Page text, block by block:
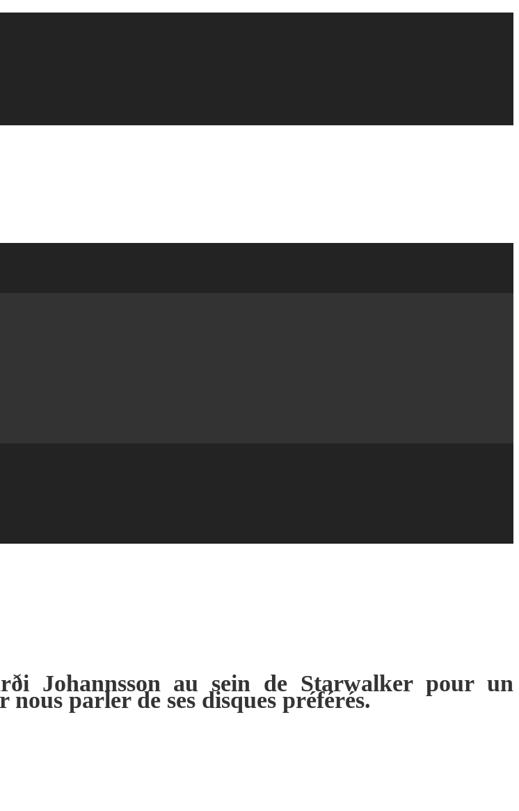
Johannsson au sein de Starwalker pour un
parler de ses disques préférés.